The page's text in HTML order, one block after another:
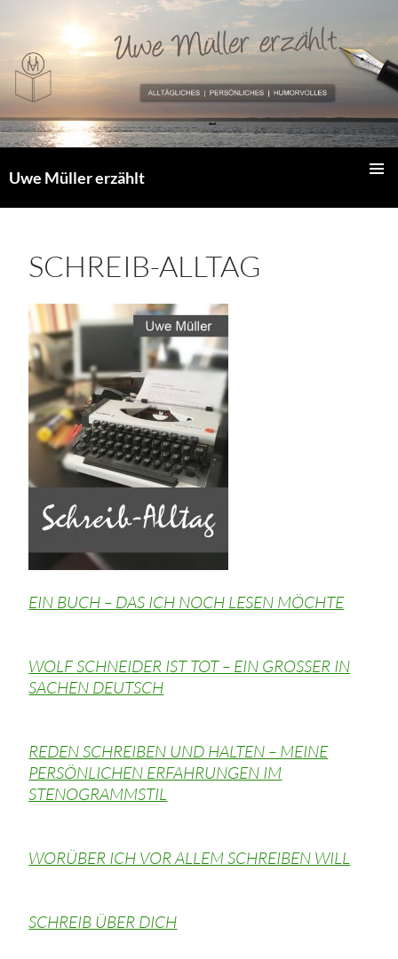
Inhalt
springen
Uwe Müller erzählt
MENÜ
SCHREIB-ALLTAG
EIN BUCH – DAS ICH NOCH LESEN MÖCHTE
WOLF SCHNEIDER IST TOT – EIN GROSSER IN
SACHEN DEUTSCH
REDEN SCHREIBEN UND HALTEN – MEINE
PERSÖNLICHEN ERFAHRUNGEN IM
STENOGRAMMSTIL
WORÜBER ICH VOR ALLEM SCHREIBEN WILL
SCHREIB ÜBER DICH